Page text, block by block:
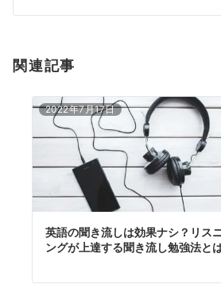
ン
関連記事
2022年7月17日
英語の聞き流しは効果ナシ？リス
ングが上達する聞き流し勉強法と